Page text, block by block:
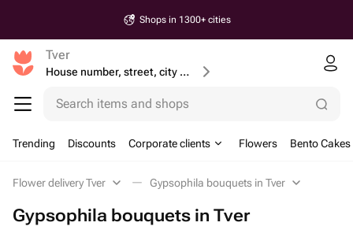
Shops in 1300+ cities
Tver
House number, street, city or postcode
Search items and shops
Trending Discounts Corporate clients Flowers Bento Cakes
Flower delivery Tver Gypsophila bouquets in Tver
Gypsophila bouquets in Tver